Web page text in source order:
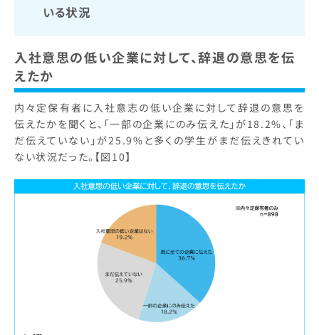
いる状況
入社意思の低い企業に対して、辞退の意思を伝
えたか
内々定保有者に入社意志の低い企業に対して辞退の意思を
伝えたかを聞くと、「一部の企業にのみ伝えた」が18.2%、「ま
だ伝えていない」が25.9%と多くの学生がまだ伝えきれてい
ない状況だった。【図10】